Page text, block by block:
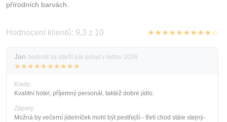
přírodních barvách.
Hodnocení klientů: 9,3 z 10 ★★★★★★★★★☆
Jan hodnotí za starší pár pobyt v lednu 2026
★★★★★★★★★★
Klady:
Kvalitní hotel, příjemný personál, taktéž dobré jídlo.
Zápory:
Možná by večerní jídelníček mohl být pestřejší - třetí chod stále stejný-